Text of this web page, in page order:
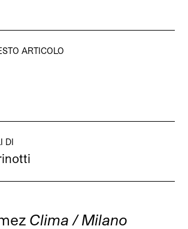
ARTICOLO
DI
Clima / Milano